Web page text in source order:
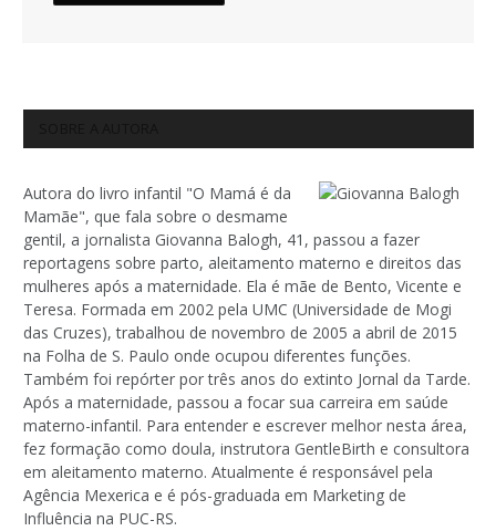
Autora do livro infantil "O Mamá é da
Mamãe", que fala sobre o desmame
gentil, a jornalista Giovanna Balogh, 41, passou a fazer
reportagens sobre parto, aleitamento materno e direitos das
mulheres após a maternidade. Ela é mãe de Bento, Vicente e
Teresa. Formada em 2002 pela UMC (Universidade de Mogi
das Cruzes), trabalhou de novembro de 2005 a abril de 2015
na Folha de S. Paulo onde ocupou diferentes funções.
Também foi repórter por três anos do extinto Jornal da Tarde.
Após a maternidade, passou a focar sua carreira em saúde
materno-infantil. Para entender e escrever melhor nesta área,
fez formação como doula, instrutora GentleBirth e consultora
em aleitamento materno. Atualmente é responsável pela
Agência Mexerica e é pós-graduada em Marketing de
Influência na PUC-RS.